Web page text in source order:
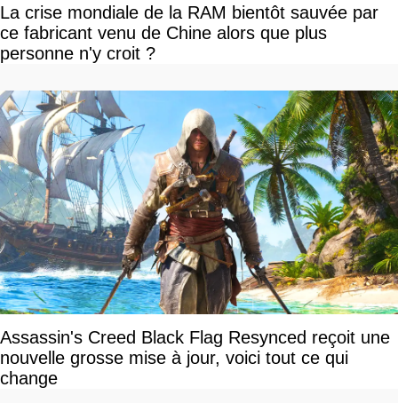
La crise mondiale de la RAM bientôt sauvée par
ce fabricant venu de Chine alors que plus
personne n'y croit ?
Assassin's Creed Black Flag Resynced reçoit une
nouvelle grosse mise à jour, voici tout ce qui
change